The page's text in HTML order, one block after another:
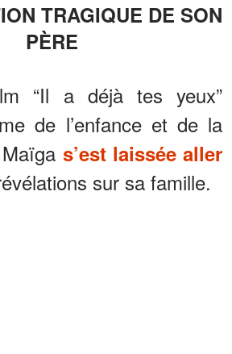
PÈRE
“Il a déjà tes yeux”
de l’enfance et de la
s’est laissée aller
sur sa famille.